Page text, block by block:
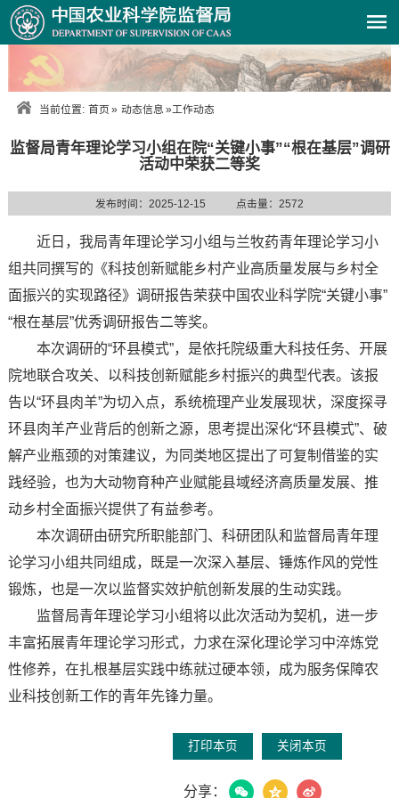
当前位置: 首页 » 动态信息 »工作动态
监督局青年理论学习小组在院“关键小事”“根在基层”调研
活动中荣获二等奖
发布时间：2025-12-15 点击量： 2572
近日，我局青年理论学习小组与兰牧药青年理论学习小
组共同撰写的《科技创新赋能乡村产业高质量发展与乡村全
面振兴的实现路径》调研报告荣获中国农业科学院“关键小事”
“根在基层”优秀调研报告二等奖。
本次调研的“环县模式”，是依托院级重大科技任务、开展
院地联合攻关、以科技创新赋能乡村振兴的典型代表。该报
告以“环县肉羊”为切入点，系统梳理产业发展现状，深度探寻
环县肉羊产业背后的创新之源，思考提出深化“环县模式”、破
解产业瓶颈的对策建议，为同类地区提出了可复制借鉴的实
践经验，也为大动物育种产业赋能县域经济高质量发展、推
动乡村全面振兴提供了有益参考。
本次调研由研究所职能部门、科研团队和监督局青年理
论学习小组共同组成，既是一次深入基层、锤炼作风的党性
锻炼，也是一次以监督实效护航创新发展的生动实践。
监督局青年理论学习小组将以此次活动为契机，进一步
丰富拓展青年理论学习形式，力求在深化理论学习中淬炼党
性修养，在扎根基层实践中练就过硬本领，成为服务保障农
业科技创新工作的青年先锋力量。
打印本页 关闭本页
分享：